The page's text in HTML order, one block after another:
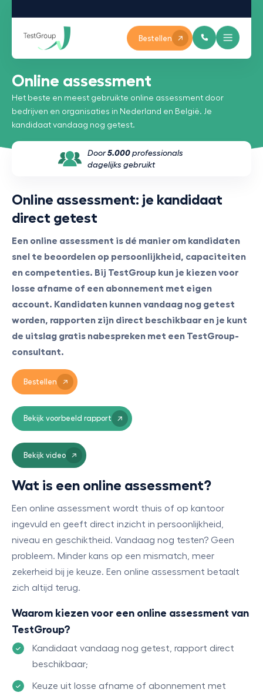
Bestellen
Online assessment
Het beste en meest gebruikte online assessment door
bedrijven en organisaties in Nederland en België. Je
kandidaat vandaag nog getest.
Door5.000 professionals
dagelijks gebruikt
Online assessment: je kandidaat
direct getest
Een online assessment is dé manier om kandidaten
snel te beoordelen op persoonlijkheid, capaciteiten
en competenties. Bij TestGroup kun je kiezen voor
losse afname of een abonnement met eigen
account. Kandidaten kunnen vandaag nog getest
worden, rapporten zijn direct beschikbaar en je kunt
de uitslag gratis nabespreken met een TestGroup-
consultant.
Bestellen
Bekijk voorbeeld rapport
Bekijk video
Wat is een online assessment?
Een online assessment wordt thuis of op kantoor
ingevuld en geeft direct inzicht in persoonlijkheid,
niveau en geschiktheid. Vandaag nog testen? Geen
probleem. Minder kans op een mismatch, meer
zekerheid bij je keuze. Een online assessment betaalt
zich altijd terug.
Waarom kiezen voor een online assessment van
TestGroup?
Kandidaat vandaag nog getest, rapport direct
beschikbaar;
Keuze uit losse afname of abonnement met